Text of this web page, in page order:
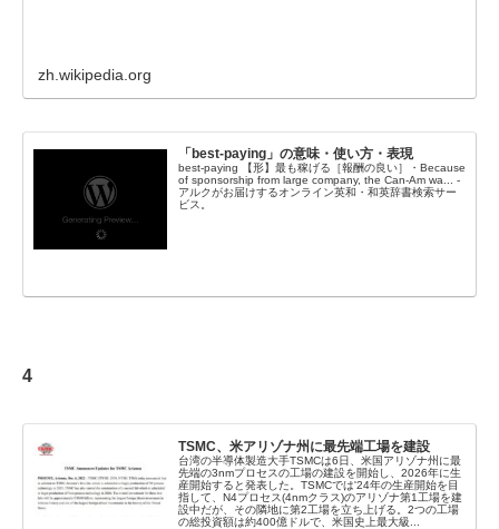
zh.wikipedia.org
「best-paying」の意味・使い方・表現
best-paying 【形】最も稼げる［報酬の良い］・Because
of sponsorship from large company, the Can-Am wa... -
アルクがお届けするオンライン英和・和英辞書検索サー
ビス。
4
TSMC、米アリゾナ州に最先端工場を建設
台湾の半導体製造大手TSMCは6日、米国アリゾナ州に最
先端の3nmプロセスの工場の建設を開始し、2026年に生
産開始すると発表した。TSMCでは'24年の生産開始を目
指して、N4プロセス(4nmクラス)のアリゾナ第1工場を建
設中だが、その隣地に第2工場を立ち上げる。2つの工場
の総投資額は約400億ドルで、米国史上最大級...